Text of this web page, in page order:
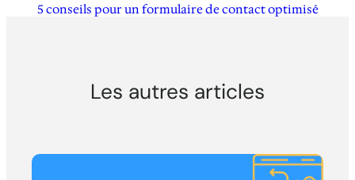
5 conseils pour un formulaire de contact optimisé
Les autres articles